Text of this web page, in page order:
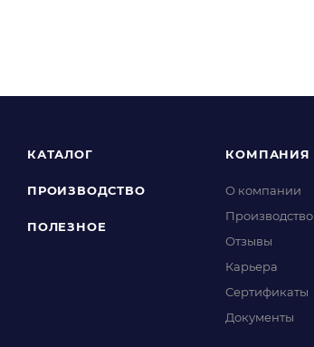
КАТАЛОГ
ПРОИЗВОДСТВО
ПОЛЕЗНОЕ
КОМПАНИЯ
О компании
Производство
Отзывы
Карьера
Сертификаты
Документы